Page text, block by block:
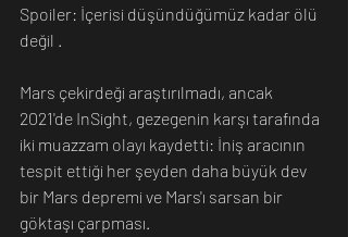
Spoiler: İçerisi düşündüğümüz kadar ölü
değil .
Mars çekirdeği araştırılmadı, ancak
2021'de InSight, gezegenin karşı tarafında
iki muazzam olayı kaydetti: İniş aracının
tespit ettiği her şeyden daha büyük dev
bir Mars depremi ve Mars'ı sarsan bir
göktaşı çarpması.